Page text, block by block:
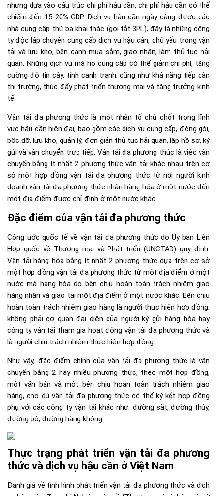
nhưng dựa vào cấu trúc chi phí hậu cần, chi phí hậu cần có thể
chiếm đến 15-20% GDP. Dịch vụ hậu cần ngày càng được các
nhà cung cấp thứ ba khai thác (gọi tắt 3PL), đây là những công
ty độc lập chuyên cung cấp dịch vụ hậu cần, chủ yếu trong vận
tải và lưu kho, bên cạnh mua sắm, giao nhận, làm thủ tục hải
quan. Những dịch vụ mà họ cung cấp có thể giảm chi phí, tăng
cường độ tin cậy, tính cạnh tranh, cũng như khả năng tiếp cận
thị trường, thúc đẩy phát triển thương mại và tăng trưởng kinh
tế.
Vận tải đa phương thức là một nhân tố chủ chốt trong lĩnh
vực hậu cần hiện đại, bao gồm các dịch vụ cung cấp, đóng gói,
bốc dỡ, lưu kho, quản lý, đơn giản thủ tục hải quan, lập hồ sơ, ký
gửi và vận chuyển trực tiếp. Vận tải đa phương thức là việc vận
chuyển bằng ít nhất 2 phương thức vận tải khác nhau trên cơ
sở một hợp đồng vận tải đa phương thức từ nơi người kinh
doanh vận tải đa phương thức nhận hàng hóa ở một nước đến
một địa điểm được chỉ định ở một nước khác.
Đặc điểm của vận tải đa phương thức
Công ước quốc tế về vận tải đa phương thức do Ủy ban Liên
Hợp quốc về Thương mại và Phát triển (UNCTAD) quy định:
Vận tải hàng hóa bằng ít nhất 2 phương thức dựa trên cơ sở
một hợp đồng vận tải đa phương thức từ một địa điểm ở một
nước mà hàng hóa do bên chịu hoàn toàn trách nhiệm giao
hàng nhận và giao tại một địa điểm ở một nước khác. Bên chịu
hoàn toàn trách nhiệm giao hàng là người thực hiện hợp đồng,
không phải cơ quan đại diện của người ký gửi hàng hóa hay
công ty vận tải tham gia hoạt động vận tải đa phương thức và
là người chịu trách nhiệm thực hiện hợp đồng.
Như vậy, đặc điểm chính của vận tải đa phương thức là vận
chuyển bằng 2 hay nhiều phương thức, theo một hợp đồng,
một văn bản và một bên chịu hoàn toàn trách nhiệm giao
hàng, cho dù vận tải đa phương thức có thể ký kết hợp đồng
phụ với các công ty vận tải khác như: đường sắt, đường thủy,
đường bộ, đường hàng không.
Thực trạng phát triển vận tải đa phương
thức và dịch vụ hậu cần ở Việt Nam
Đánh giá về tình hình phát triển vận tải đa phương thức và dịch